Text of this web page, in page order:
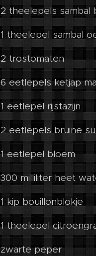
2 theelepels sambal
1 theelepel sambal
2 trostomaten
6 eetlepels ketjap
1 eetlepel rijstazijn
2 eetlepels bruine
1 eetlepel bloem
300 milliliter heet
1 kip bouillonblokje
1 theelepel
zwarte peper